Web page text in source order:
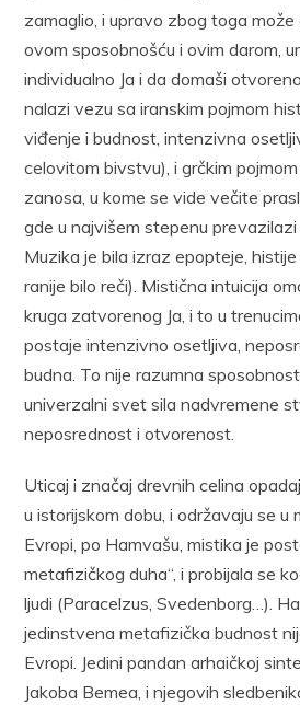
zamaglio, i upravo zbog toga
ovom sposobnošću i ovim darom,
individualno Ja i da domaši
nalazi vezu sa iranskim pojmom
viđenje i budnost, intenzivna
celovitom bivstvu), i grčkim pojmom
zanosa, u kome se vide večite
gde u najvišem stepenu prevazilazi
Muzika je bila izraz epopteje,
ranije bilo reči). Mistična intuicija
kruga zatvorenog Ja, i to u
postaje intenzivno osetljiva,
budna. To nije razumna
univerzalni svet sila nadvremene
neposrednost i otvorenost.
Uticaj i značaj drevnih celina
u istorijskom dobu, i održavaju se u
Evropi, po Hamvašu, mistika je
metafizičkog duha“, i probijala se
ljudi (Paracelzus, Svedenborg…).
jedinstvena metafizička budnost
Evropi. Jedini pandan arhaičkoj
Jakoba Bemea, i njegovih